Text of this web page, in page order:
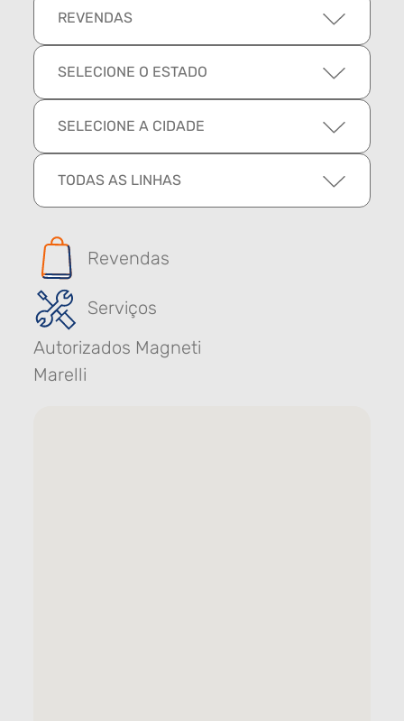
REVENDAS
SELECIONE O ESTADO
SELECIONE A CIDADE
TODAS AS LINHAS
Revendas
Serviços
Autorizados Magneti
Marelli